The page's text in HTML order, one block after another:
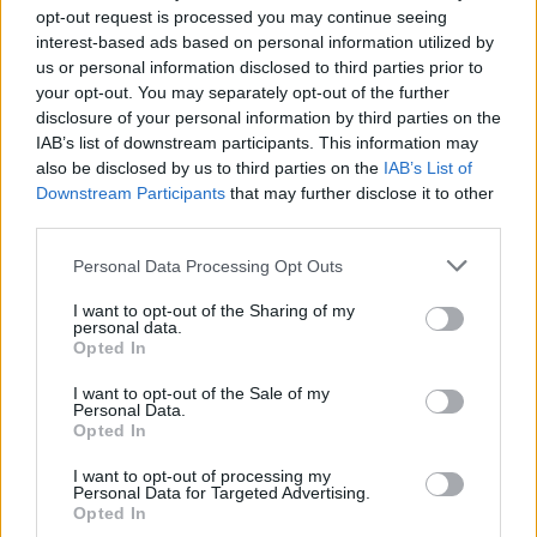
opt-out request is processed you may continue seeing
interest-based ads based on personal information utilized by
us or personal information disclosed to third parties prior to
your opt-out. You may separately opt-out of the further
disclosure of your personal information by third parties on the
IAB’s list of downstream participants. This information may
also be disclosed by us to third parties on the IAB’s List of
Downstream Participants that may further disclose it to other
Personal Data Processing Opt Outs
I want to opt-out of the Sharing of my
personal data.
Opted In
I want to opt-out of the Sale of my
Personal Data.
Opted In
I want to opt-out of processing my
Personal Data for Targeted Advertising.
Opted In
nepredvídateľní a komunikácia s nimi nie je vždy jednoduchá.
Žiarivoružová farbaje symbolom koketnosti a hravosti. Pre
zrelší vek sa však odporúčajú jemnejšie odtienesymbolizujúce
ženskosť. Majú upokojujúci účinok a znižujú mieru agresie.
Ľudia, ktorí milujú ružovú, sú podľa psychológov romantickí,
optimistickí a preferujú vlastné pohodlie.
Červená, žltá a oranžová vás spravia neprehliadnuteľnou
Červená
farbou vášne a sily
. Je namieste obliecť sa do jej
zapôsobiť. Ľudia majú tendenciu spájať živé farby s energiou,
pohybom a vzrušením, aj preto pôsobí červená farba na
jasní, ľahko čitateľní, občas i do seba zahľadení a neraz
podliehajú závislosti.
zvyšuje produkciu serotonínu v mozgu, urýchľuje
metabolizmus a zlepšuje náladu. Súčasne zvyšuje koncentráciu